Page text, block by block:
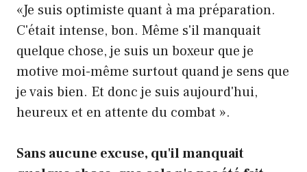
«Je suis optimiste quant à ma préparation.
C'était intense, bon. Même s'il manquait
quelque chose, je suis un boxeur que je
motive moi-même surtout quand je sens que
je vais bien. Et donc je suis aujourd'hui,
heureux et en attente du combat ».
Sans aucune excuse, qu'il manquait